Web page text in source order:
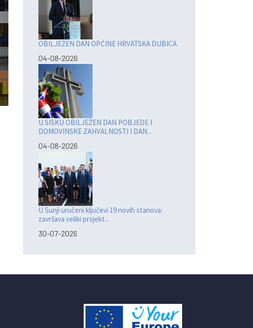
OBILJEŽEN DAN OPĆINE HRVATSKA DUBICA
04-08-2026
U SISKU OBILJEŽEN DAN POBJEDE I
DOMOVINSKE ZAHVALNOSTI I DAN...
04-08-2026
U Sunji uručeni ključevi 19 novih stanova:
završava veliki projekt...
30-07-2026